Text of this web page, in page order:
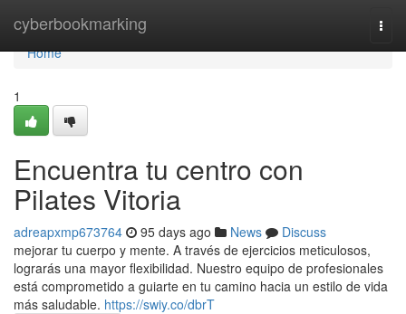
cyberbookmarking
Home
Home
1
Encuentra tu centro con
Pilates Vitoria
adreapxmp673764 95 days ago News
Discuss
mejorar tu cuerpo y mente. A través de ejercicios meticulosos,
lograrás una mayor flexibilidad. Nuestro equipo de profesionales
está comprometido a guiarte en tu camino hacia un estilo de vida
más saludable. https://swiy.co/dbrT